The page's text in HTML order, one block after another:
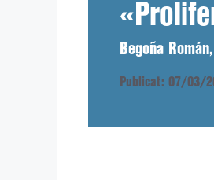
Begoña
Publicat: 07/03/